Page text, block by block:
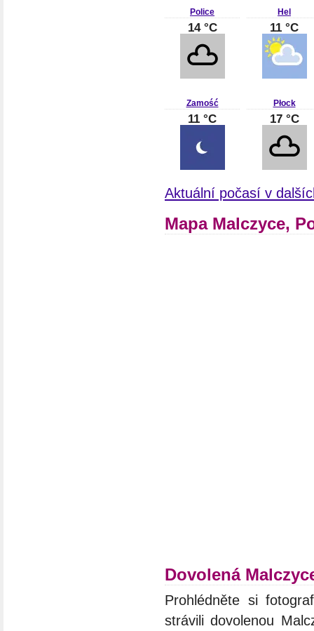
Police
14 °C
Hel
11 °C
Zamość
11 °C
Płock
17 °C
Aktuální počasí v
Mapa Malczyce,
Dovolená
Prohlédněte si
strávili dovolenou